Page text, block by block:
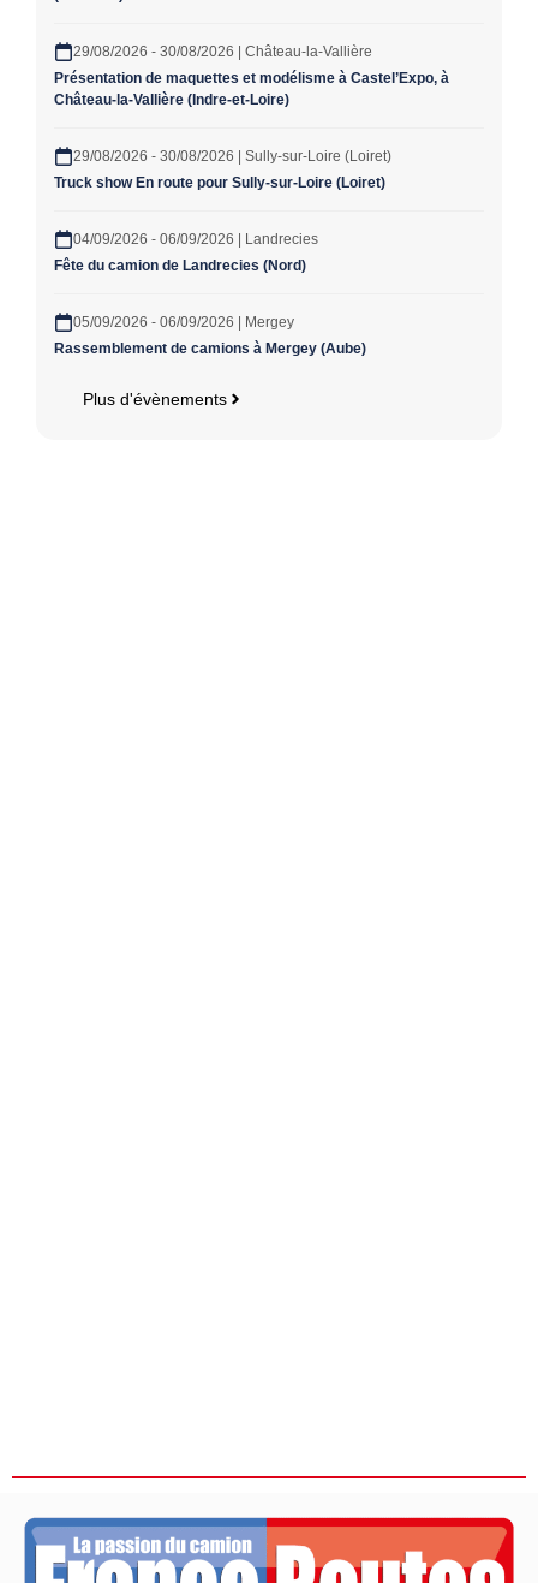
29/08/2026 - 30/08/2026 | Château-la-Vallière
Présentation de maquettes et modélisme à Castel’Expo, à
Château-la-Vallière (Indre-et-Loire)
29/08/2026 - 30/08/2026 | Sully-sur-Loire (Loiret)
Truck show En route pour Sully-sur-Loire (Loiret)
04/09/2026 - 06/09/2026 | Landrecies
Fête du camion de Landrecies (Nord)
05/09/2026 - 06/09/2026 | Mergey
Rassemblement de camions à Mergey (Aube)
Plus d'évènements